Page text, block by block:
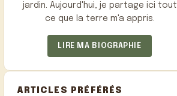
jardin. Aujourd'hui, je partage ici tout
ce que la terre m'a appris.
LIRE MA BIOGRAPHIE
ARTICLES PRÉFÉRÉS